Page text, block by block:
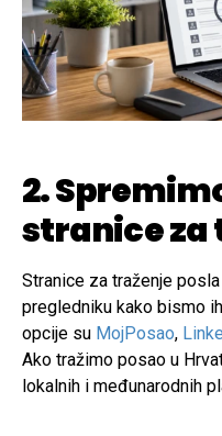
2.
stranice za
Stranice za traženje
pregledniku kako bismo
opcije su MojPosao,
Ako tražimo posao u
lokalnih i međunarodnih